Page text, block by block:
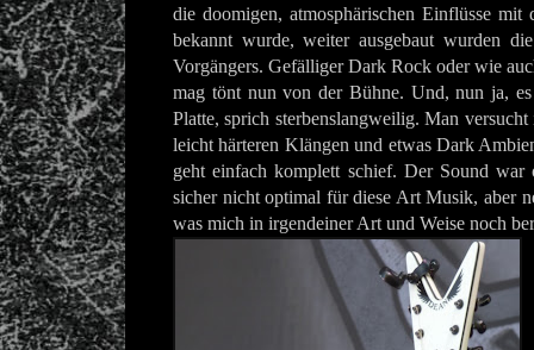
die doomigen, atmosphärischen Einflüsse
bekannt wurde, weiter ausgebaut wurden
Vorgängers. Gefälliger Dark Rock oder wie
mag tönt nun von der Bühne. Und, nun ja,
Platte, sprich sterbenslangweilig. Man
leicht härteren Klängen und etwas Dark
geht einfach komplett schief. Der Sound war
sicher nicht optimal für diese Art Musik, aber
was mich in irgendeiner Art und Weise noch